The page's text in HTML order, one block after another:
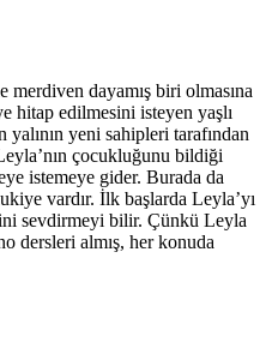
dayamış biri olmasına
hitap edilmesini isteyen yaşlı
yeni sahipleri tarafından
çocukluğunu bildiği
istemeye gider. Burada da
vardır. İlk başlarda Leyla’yı
sevdirmeyi bilir. Çünkü Leyla
dersleri almış, her konuda